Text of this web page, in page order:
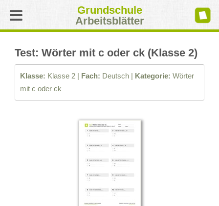
Grundschule
Arbeitsblätter
Test: Wörter mit c oder ck (Klasse 2)
Klasse: Klasse 2 | Fach: Deutsch | Kategorie: Wörter
mit c oder ck